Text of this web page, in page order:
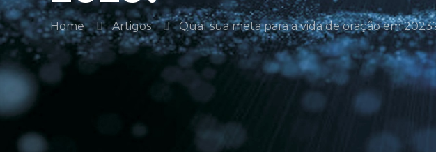
Home Artigos Qual sua meta para a vida de oração em